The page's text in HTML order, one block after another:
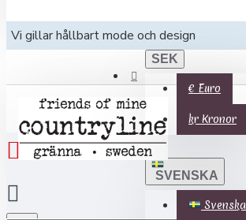
Vi gillar hållbart mode och design
SEK
€ Euro
kr Kronor
SVENSKA
Svenska